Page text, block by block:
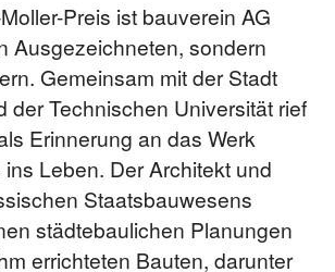
Preis ist bauverein AG
Ausgezeichneten, sondern
Gemeinsam mit der Stadt
der Technischen Universität rief
Erinnerung an das Werk
Leben. Der Architekt und
Staatsbauwesens
städtebaulichen Planungen
errichteten Bauten, darunter